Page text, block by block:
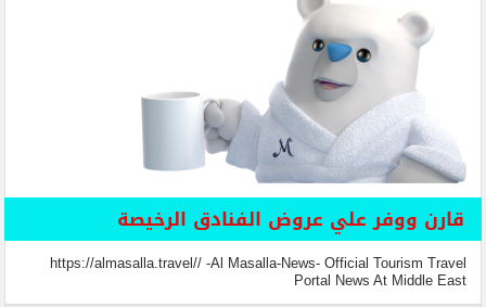
قارن ووفر علي عروض الفنادق الرخيصة
https://almasalla.travel// -Al Masalla-News- Official Tourism Travel
Portal News At Middle East